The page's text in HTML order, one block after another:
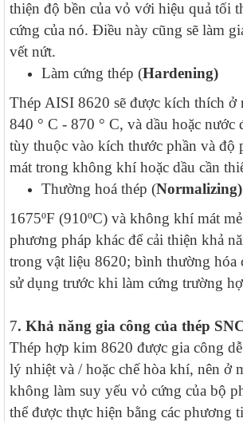
thiện độ bền của vỏ với hiệu quả tối
cứng của nó. Điều này cũng sẽ làm
vết nứt.
Làm cứng thép (Hardening)
Thép AISI 8620 sẽ được kích thích ở
840 ° C - 870 ° C, và dầu hoặc nước
tùy thuộc vào kích thước phần và độ
mát trong không khí hoặc dầu cần
Thường hoá thép (Normalizing)
1675ºF (910ºC) và không khí mát
phương pháp khác để cải thiện khả
trong vật liệu 8620; bình thường hóa
sử dụng trước khi làm cứng trường
7. Khả năng gia công của thép
Thép hợp kim 8620 được gia công
lý nhiệt và / hoặc chế hòa khí, nên ở
không làm suy yếu vỏ cứng của bộ
thể được thực hiện bằng các phương